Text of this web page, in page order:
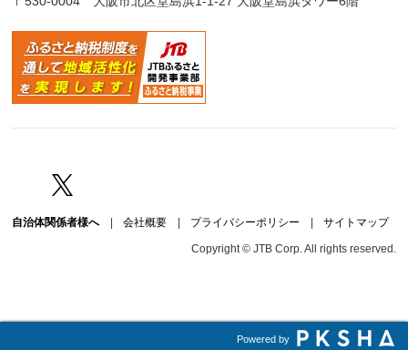
Facebook
自治体関係者様へ| 会社概要 プライバシーポリシー サイトマップ
Copyright © JTB Corp. All rights reserved.
Powered by